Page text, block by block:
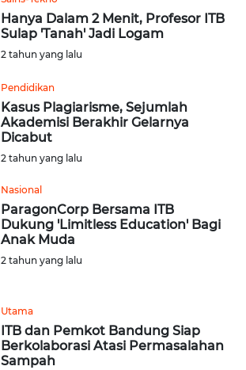
Hanya Dalam 2 Menit, Profesor ITB
Sulap 'Tanah' Jadi Logam
2 tahun yang lalu
Pendidikan
Kasus Plagiarisme, Sejumlah
Akademisi Berakhir Gelarnya
Dicabut
2 tahun yang lalu
Nasional
ParagonCorp Bersama ITB
Dukung 'Limitless Education' Bagi
Anak Muda
2 tahun yang lalu
Utama
ITB dan Pemkot Bandung Siap
Berkolaborasi Atasi Permasalahan
Sampah